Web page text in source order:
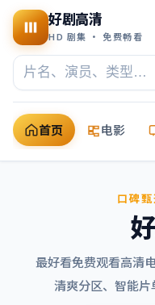
好剧高清
HD 剧集 · 免费畅看
首页 电影
口碑
最好看免费观看高清
清爽分区、智能